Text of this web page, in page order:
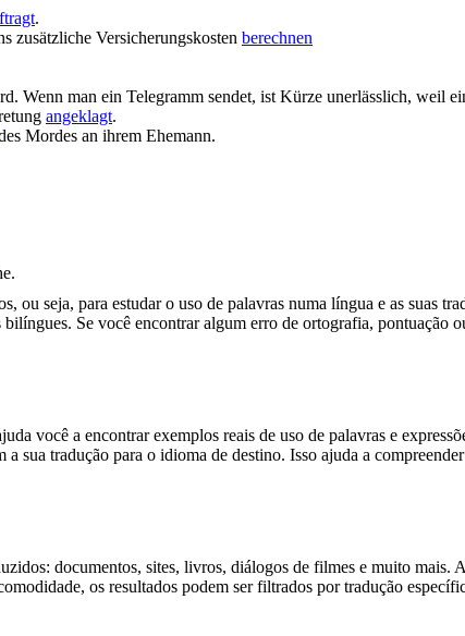
.
zusätzliche Versicherungskosten berechnen
Wenn man ein Telegramm sendet, ist Kürze unerlässlich, weil
angeklagt.
Mordes an ihrem Ehemann.
seja, para estudar o uso de palavras numa língua e as suas
Se você encontrar algum erro de ortografia, pontuação
você a encontrar exemplos reais de uso de palavras e
sua tradução para o idioma de destino. Isso ajuda a
documentos, sites, livros, diálogos de filmes e muito mais.
os resultados podem ser filtrados por tradução